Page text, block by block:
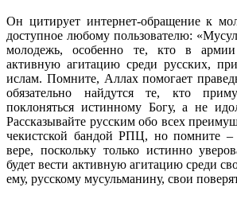
Он цитирует интернет-обращение к
доступное любому пользователю:
молодежь, особенно те, кто в
активную агитацию среди русских,
ислам. Помните, Аллах помогает
обязательно найдутся те, кто
поклоняться истинному Богу, а не
Рассказывайте русским обо всех
чекистской бандой РПЦ, но помните
вере, поскольку только истинно
будет вести активную агитацию среди
ему, русскому мусульманину, свои